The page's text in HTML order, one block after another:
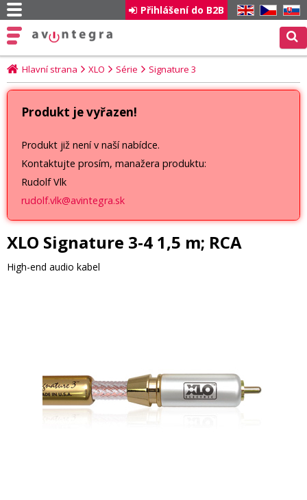
EN CZ SK
Přihlášení do B2B
Hlavní strana XLO Série Signature 3
Produkt je vyřazen!
Produkt již není v naší nabídce.
Kontaktujte prosím, manažera produktu:
Rudolf Vlk
rudolf.vlk@avintegra.sk
XLO Signature 3-4 1,5 m; RCA
High-end audio kabel